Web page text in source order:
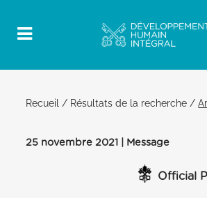
Recueil / Résultats de la recherche /
25 novembre 2021 | Message
Official